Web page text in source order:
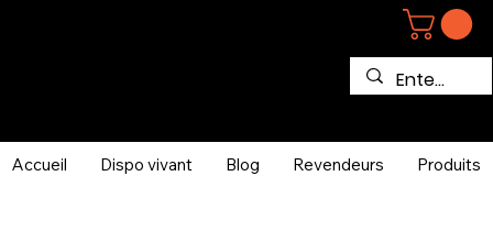
Accueil Dispo vivant Blog Revendeurs Produits